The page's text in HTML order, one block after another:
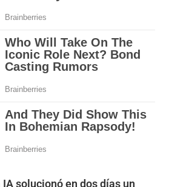
IA solucionó en dos días un